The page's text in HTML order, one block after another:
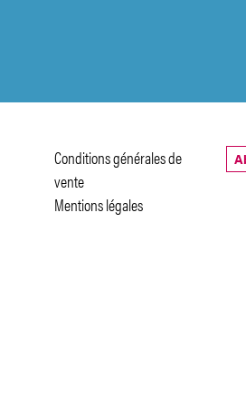
Conditions générales de
vente
Mentions légales